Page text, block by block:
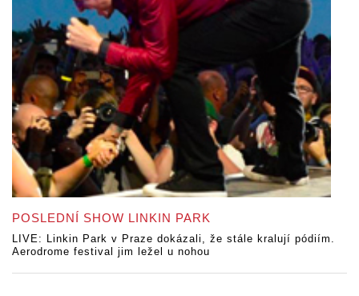
POSLEDNÍ SHOW LINKIN PARK
LIVE: Linkin Park v Praze dokázali, že stále kralují pódiím.
Aerodrome festival jim ležel u nohou